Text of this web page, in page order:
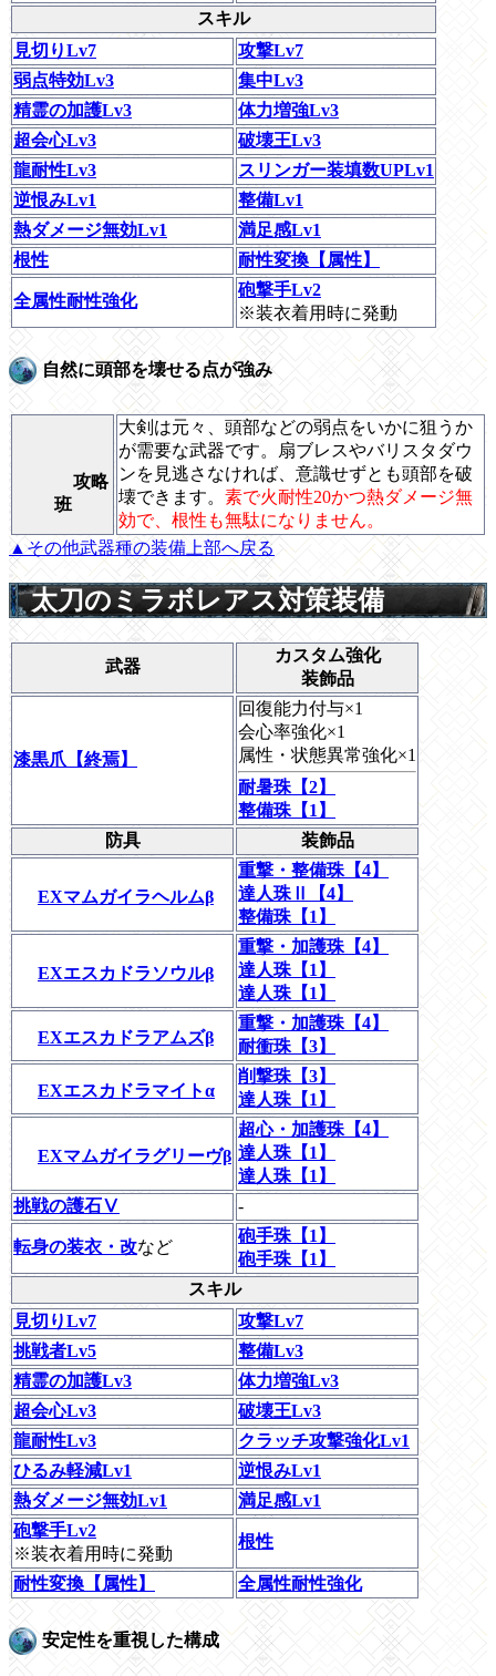
スキル
見切りLv7
攻撃Lv7
弱点特効Lv3
集中Lv3
精霊の加護Lv3
体力増強Lv3
超会心Lv3
破壊王Lv3
龍耐性Lv3
スリンガー装填数UPLv1
逆恨みLv1
整備Lv1
熱ダメージ無効Lv1
満足感Lv1
根性
耐性変換【属性】
全属性耐性強化
砲撃手Lv2
※装衣着用時に発動
自然に頭部を壊せる点が強み
攻略
班
大剣は元々、頭部などの弱点をいかに狙うか
が需要な武器です。扇ブレスやバリスタダウ
ンを見逃さなければ、意識せずとも頭部を破
壊できます。 素で火耐性20かつ熱ダメージ無
効で、根性も無駄になりません。
▲その他武器種の装備上部へ戻る
太刀のミラボレアス対策装備
武器
カスタム強化
装飾品
漆黒爪【終焉】
回復能力付与×1
会心率強化×1
属性・状態異常強化×1
耐暑珠【2】
整備珠【1】
防具
装飾品
EXマムガイラヘルムβ
重撃・整備珠【4】
達人珠Ⅱ【4】
整備珠【1】
EXエスカドラソウルβ
重撃・加護珠【4】
達人珠【1】
達人珠【1】
EXエスカドラアムズβ
重撃・加護珠【4】
耐衝珠【3】
EXエスカドラマイトα
削撃珠【3】
達人珠【1】
EXマムガイラグリーヴβ
超心・加護珠【4】
達人珠【1】
達人珠【1】
挑戦の護石Ⅴ
-
転身の装衣・改など
砲手珠【1】
砲手珠【1】
スキル
見切りLv7
攻撃Lv7
挑戦者Lv5
整備Lv3
精霊の加護Lv3
体力増強Lv3
超会心Lv3
破壊王Lv3
龍耐性Lv3
クラッチ攻撃強化Lv1
ひるみ軽減Lv1
逆恨みLv1
熱ダメージ無効Lv1
満足感Lv1
砲撃手Lv2
※装衣着用時に発動
根性
耐性変換【属性】 全属性耐性強化
安定性を重視した構成